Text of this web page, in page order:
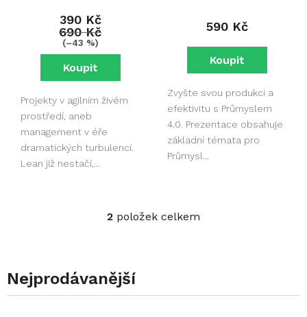
390 Kč
690 Kč
(–43 %)
Projekty v agilním živém
prostředí, aneb
management v éře
dramatických turbulencí.
Lean již nestačí,...
590 Kč
Zvyšte svou produkci a
efektivitu s Průmyslem
4.0. Prezentace obsahuje
základní témata pro
Průmysl...
O
a
2 položek celkem